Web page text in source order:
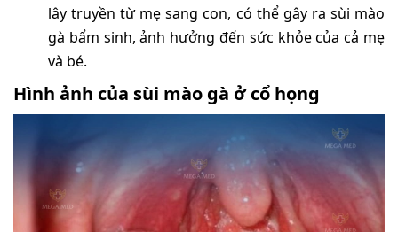
lây truyền từ mẹ sang con, có thể gây ra sùi mào
gà bẩm sinh, ảnh hưởng đến sức khỏe của cả mẹ
và bé.
Hình ảnh của sùi mào gà ở cổ họng